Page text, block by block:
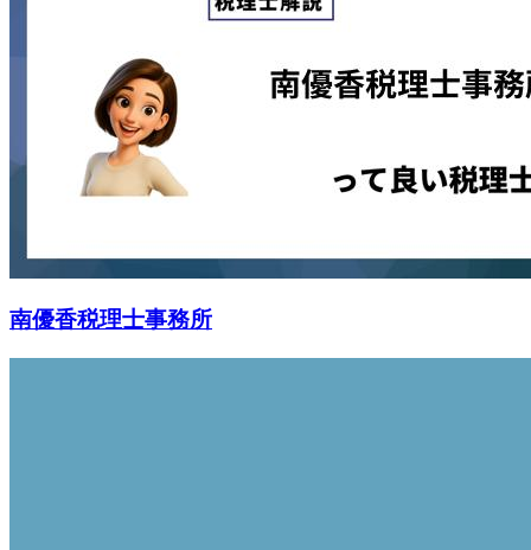
南優香税理士事務所